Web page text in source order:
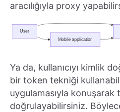
aracılığıyla proxy
Ya da, kullanıcıyı kimlik
bir token tekniği
uygulamasıyla konuşarak
doğrulayabilirsiniz.